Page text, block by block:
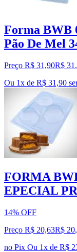
Forma BWB
Pão De Mel
Preço R$ 31,90R$ 31 ,
Ou 1x de R$ 31,90
FORMA
EPECIAL
14% OFF
Preço R$ 20,63R$ 20,
no Pix Ou 1x de R$